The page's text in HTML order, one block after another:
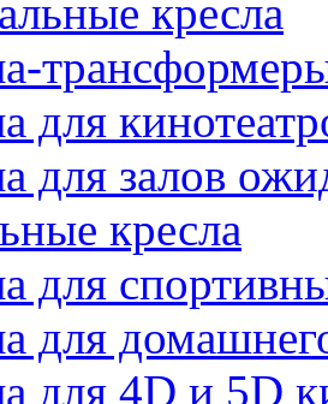
кресла
для
для залов
кресла
для
для
для 4D и 5D